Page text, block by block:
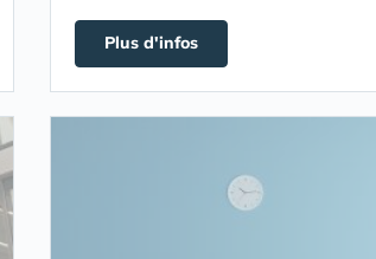
Plus d'infos